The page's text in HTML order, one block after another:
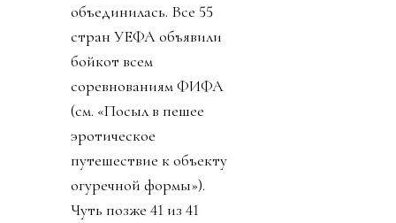
объединилась. Все 55
стран УЕФА объявили
бойкот всем
соревнованиям ФИФА
(см. «Посыл в пешее
эротическое
путешествие к объекту
огуречной формы»).
Чуть позже 41 из 41